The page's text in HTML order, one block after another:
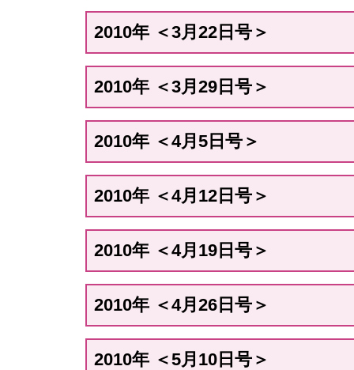
2010年 ＜3月22日号＞
2010年 ＜3月29日号＞
2010年 ＜4月5日号＞
2010年 ＜4月12日号＞
2010年 ＜4月19日号＞
2010年 ＜4月26日号＞
2010年 ＜5月10日号＞